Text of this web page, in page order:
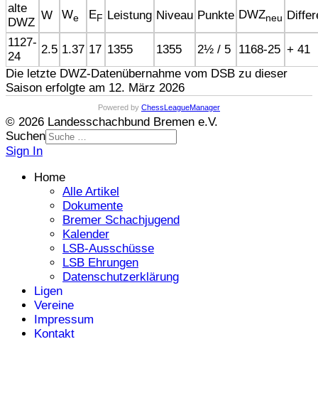
alte
DWZ
W We EF Leistung Niveau Punkte DWZneu
1127-
24
2.5 1.37 17 1355 1355 2½ / 5 1168-25 + 41
Die letzte DWZ-Datenübernahme vom DSB zu dieser
Saison erfolgte am 12. März 2026
Powered by ChessLeagueManager
© 2026 Landesschachbund Bremen e.V.
Suchen
Sign In
Home
Alle Artikel
Dokumente
Bremer Schachjugend
Kalender
LSB-Ausschüsse
LSB Ehrungen
Datenschutzerklärung
Ligen
Vereine
Impressum
Kontakt